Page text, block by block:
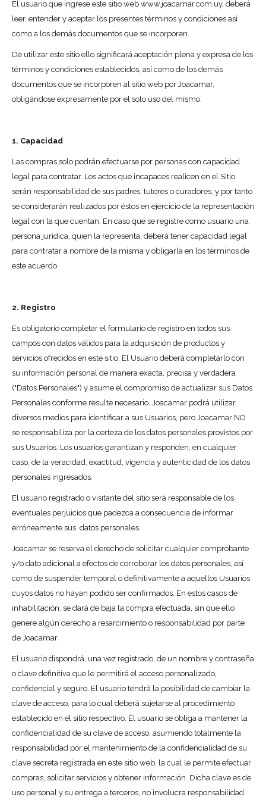
El usuario que ingrese este sitio web www.joacamar.com.uy, deberá
leer, entender y aceptar los presentes términos y condiciones así
como a los demás documentos que se incorporen.
De utilizar este sitio ello significará aceptación plena y expresa de los
términos y condiciones establecidos, así como de los demás
documentos que se incorporen al sitio web por Joacamar,
obligándose expresamente por el solo uso del mismo.
1. Capacidad
Las compras solo podrán efectuarse por personas con capacidad
legal para contratar. Los actos que incapaces realicen en el Sitio
serán responsabilidad de sus padres, tutores o curadores, y por tanto
se considerarán realizados por éstos en ejercicio de la representación
legal con la que cuentan. En caso que se registre como usuario una
persona jurídica, quien la representa, deberá tener capacidad legal
para contratar a nombre de la misma y obligarla en los términos de
este acuerdo.
2. Registro
Es obligatorio completar el formulario de registro en todos sus
campos con datos válidos para la adquisición de productos y
servicios ofrecidos en este sitio. El Usuario deberá completarlo con
su información personal de manera exacta, precisa y verdadera
("Datos Personales") y asume el compromiso de actualizar sus Datos
Personales conforme resulte necesario. Joacamar podrá utilizar
diversos medios para identificar a sus Usuarios, pero Joacamar NO
se responsabiliza por la certeza de los datos personales provistos por
sus Usuarios. Los usuarios garantizan y responden, en cualquier
caso, de la veracidad, exactitud, vigencia y autenticidad de los datos
personales ingresados.
El usuario registrado o visitante del sitio será responsable de los
eventuales perjuicios que padezca a consecuencia de informar
erróneamente sus datos personales.
Joacamar se reserva el derecho de solicitar cualquier comprobante
y/o dato adicional a efectos de corroborar los datos personales, así
como de suspender temporal o definitivamente a aquellos Usuarios
cuyos datos no hayan podido ser confirmados. En estos casos de
inhabilitación, se dará de baja la compra efectuada, sin que ello
genere algún derecho a resarcimiento o responsabilidad por parte
de Joacamar.
El usuario dispondrá, una vez registrado, de un nombre y contraseña
o clave definitiva que le permitirá el acceso personalizado,
confidencial y seguro. El usuario tendrá la posibilidad de cambiar la
clave de acceso, para lo cual deberá sujetarse al procedimiento
establecido en el sitio respectivo. El usuario se obliga a mantener la
confidencialidad de su clave de acceso, asumiendo totalmente la
responsabilidad por el mantenimiento de la confidencialidad de su
clave secreta registrada en este sitio web, la cual le permite efectuar
compras, solicitar servicios y obtener información. Dicha clave es de
uso personal y su entrega a terceros, no involucra responsabilidad